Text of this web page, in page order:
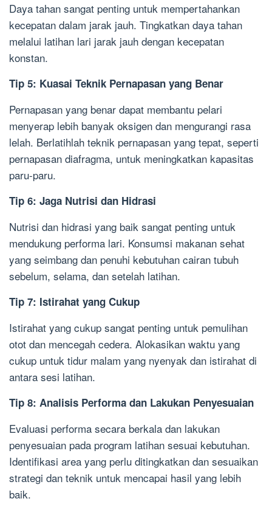
Daya tahan sangat penting untuk mempertahankan
kecepatan dalam jarak jauh. Tingkatkan daya tahan
melalui latihan lari jarak jauh dengan kecepatan
konstan.
Tip 5: Kuasai Teknik Pernapasan yang Benar
Pernapasan yang benar dapat membantu pelari
menyerap lebih banyak oksigen dan mengurangi rasa
lelah. Berlatihlah teknik pernapasan yang tepat, seperti
pernapasan diafragma, untuk meningkatkan kapasitas
paru-paru.
Tip 6: Jaga Nutrisi dan Hidrasi
Nutrisi dan hidrasi yang baik sangat penting untuk
mendukung performa lari. Konsumsi makanan sehat
yang seimbang dan penuhi kebutuhan cairan tubuh
sebelum, selama, dan setelah latihan.
Tip 7: Istirahat yang Cukup
Istirahat yang cukup sangat penting untuk pemulihan
otot dan mencegah cedera. Alokasikan waktu yang
cukup untuk tidur malam yang nyenyak dan istirahat di
antara sesi latihan.
Tip 8: Analisis Performa dan Lakukan Penyesuaian
Evaluasi performa secara berkala dan lakukan
penyesuaian pada program latihan sesuai kebutuhan.
Identifikasi area yang perlu ditingkatkan dan sesuaikan
strategi dan teknik untuk mencapai hasil yang lebih
baik.